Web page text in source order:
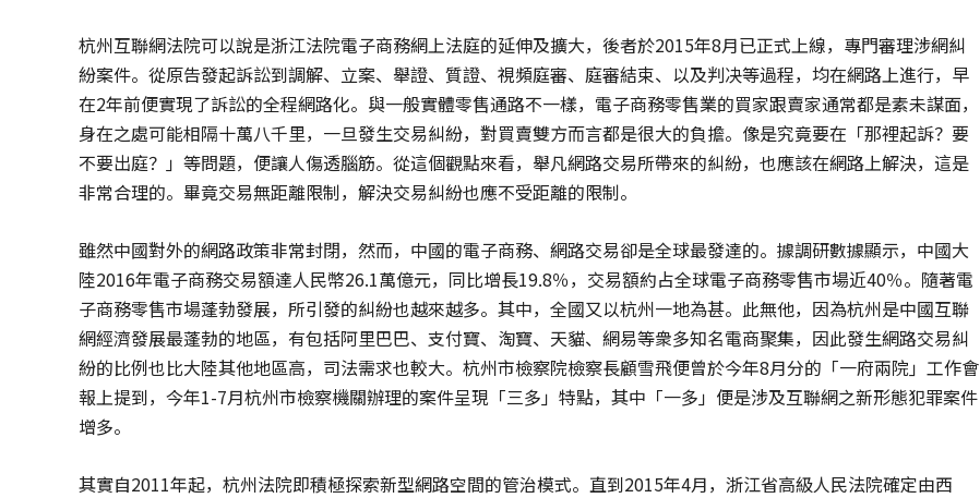
杭州互聯網法院可以說是浙江法院電子商務網上法庭的延伸及擴大，後者於2015年8月已正式上線，專門審理涉網糾
紛案件。從原告發起訴訟到調解、立案、舉證、質證、視頻庭審、庭審結束、以及判决等過程，均在網路上進行，早
在2年前便實現了訴訟的全程網路化。與一般實體零售通路不一樣，電子商務零售業的買家跟賣家通常都是素未謀面，
身在之處可能相隔十萬八千里，一旦發生交易糾紛，對買賣雙方而言都是很大的負擔。像是究竟要在「那裡起訴？要
不要出庭？」等問題，便讓人傷透腦筋。從這個觀點來看，舉凡網路交易所帶來的糾紛，也應該在網路上解決，這是
非常合理的。畢竟交易無距離限制，解決交易糾紛也應不受距離的限制。
雖然中國對外的網路政策非常封閉，然而，中國的電子商務、網路交易卻是全球最發達的。據調研數據顯示，中國大
陸2016年電子商務交易額達人民幣26.1萬億元，同比增長19.8％，交易額約占全球電子商務零售市場近40％。隨著電
子商務零售市場蓬勃發展，所引發的糾紛也越來越多。其中，全國又以杭州一地為甚。此無他，因為杭州是中國互聯
網經濟發展最蓬勃的地區，有包括阿里巴巴、支付寶、淘寶、天貓、網易等衆多知名電商聚集，因此發生網路交易糾
紛的比例也比大陸其他地區高，司法需求也較大。杭州市檢察院檢察長顧雪飛便曾於今年8月分的「一府兩院」工作會
報上提到，今年1-7月杭州市檢察機關辦理的案件呈現「三多」特點，其中「一多」便是涉及互聯網之新形態犯罪案件
增多。
其實自2011年起，杭州法院即積極探索新型網路空間的管治模式。直到2015年4月，浙江省高級人民法院確定由西